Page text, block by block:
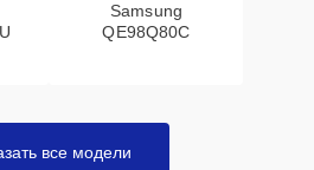
Samsung
QE98Q80C
все модели